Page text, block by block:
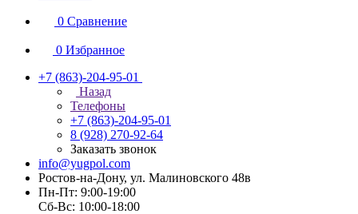
0 Сравнение
0 Избранное
+7 (863)-204-95-01
Назад
Телефоны
+7 (863)-204-95-01
8 (928) 270-92-64
Заказать звонок
info@yugpol.com
Ростов-на-Дону, ул. Малиновского 48в
Пн-Пт: 9:00-19:00
Cб-Вс: 10:00-18:00